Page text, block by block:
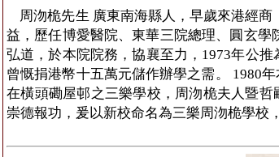
周沕桅先生 廣東南海縣人，早歲來港經商
益，歷任博愛醫院、東華三院總理、圓玄
弘道，於本院院務，協襄至力，1973年公
曾慨捐港幣十五萬元儲作辦學之需。 1980
在橫頭磡屋邨之三樂學校，周沕桅夫人暨
崇德報功，爰以新校命名為三樂周沕桅學校